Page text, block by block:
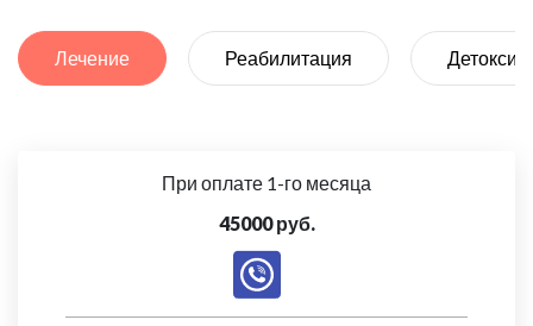
Лечение Реабилитация
При оплате 1-го месяца
45000 руб.